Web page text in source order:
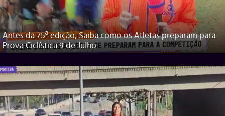
Antes da 75ª edição, Saiba como os Atletas preparam para
Prova Ciclística 9 de Julho